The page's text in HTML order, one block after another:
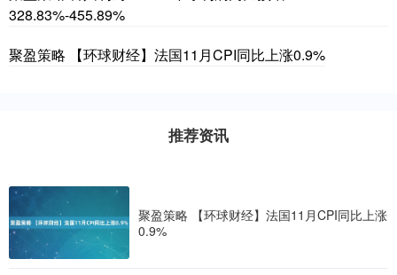
328.83%-455.89%
聚盈策略 【环球财经】法国11月CPI同比上涨0.9%
推荐资讯
聚盈策略 【环球财经】法国11月CPI同比上涨
0.9%